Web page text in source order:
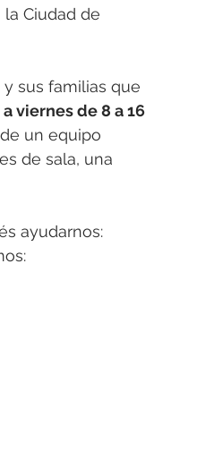
Ciudad de
y sus familias que
viernes de 8 a 16
un equipo
de sala, una
ayudarnos: